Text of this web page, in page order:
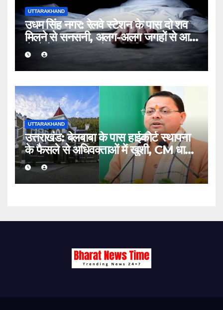
UTTARAKHAND
उधम सिंह नगर: रेलवे स्टेशन के पास दो शव
मिलने से सनसनी, अलग-अलग जगहों से आए
थे दोनों मृतक; जांच में जुटी पुलिस
UTTARAKHAND
उत्तराखंड: बेलबाबा के पास हाईकोर्ट स्थापना
के फैसले से अधिवक्ताओं में खुशी, CM धामी
का जताया आभार